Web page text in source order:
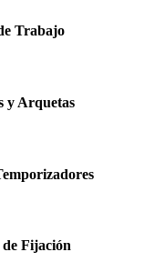
Trabajo
y Arquetas
de Fijación